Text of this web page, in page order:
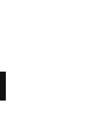
Schaltflächen